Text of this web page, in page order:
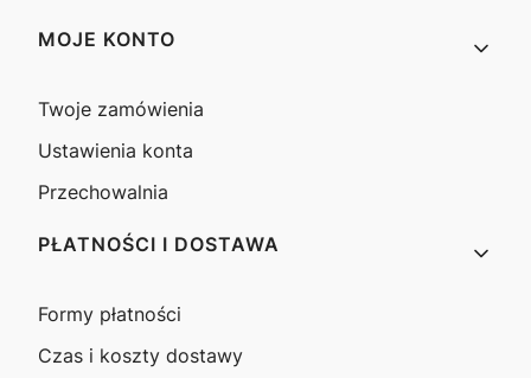
MOJE KONTO
Twoje zamówienia
Ustawienia konta
Przechowalnia
PŁATNOŚCI I DOSTAWA
Formy płatności
Czas i koszty dostawy